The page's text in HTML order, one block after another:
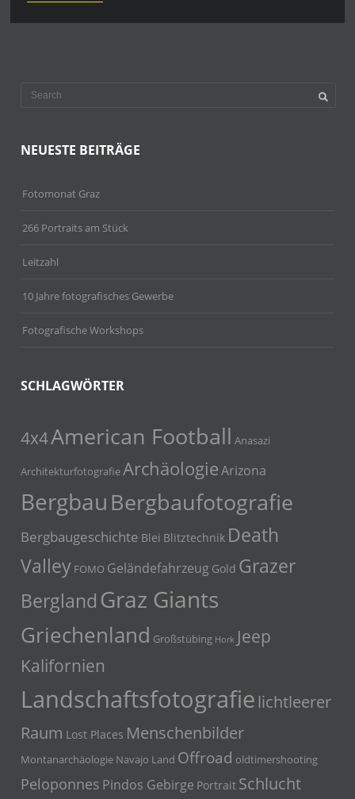
NEUESTE BEITRÄGE
Fotomonat Graz
266 Portraits am Stück
Leitzahl
10 Jahre fotografisches Gewerbe
Fotografische Workshops
SCHLAGWÖRTER
4x4American Football Anasazi
ArchitekturfotografieArchäologieArizona
BergbauBergbaufotografie
Bergbaugeschichte Blei Blitztechnik Death
Valley FOMO Geländefahrzeug Gold Grazer
Bergland Graz Giants
Griechenland Großstübing Hork Jeep
Kalifornien
Landschaftsfotografie lichtleerer
Raum Lost Places Menschenbilder
Montanarchäologie Navajo Land Offroad oldtimershooting
Peloponnes Pindos Gebirge Portrait Schlucht